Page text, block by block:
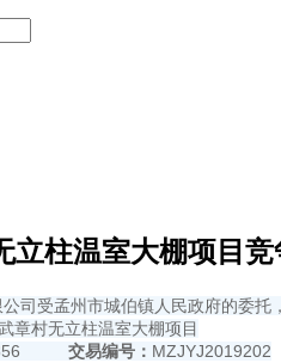
立柱温室大棚项目
司受孟州市城伯镇人民政府的委
章村无立柱温室大棚项目
交易编号： MZJYJ2019202